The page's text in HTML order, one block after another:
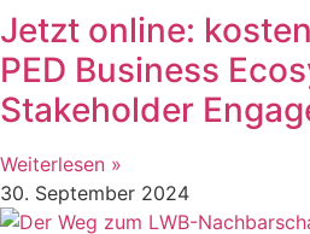
Jetzt online:
PED Business
Stakeholder
Weiterlesen »
30. September 2024